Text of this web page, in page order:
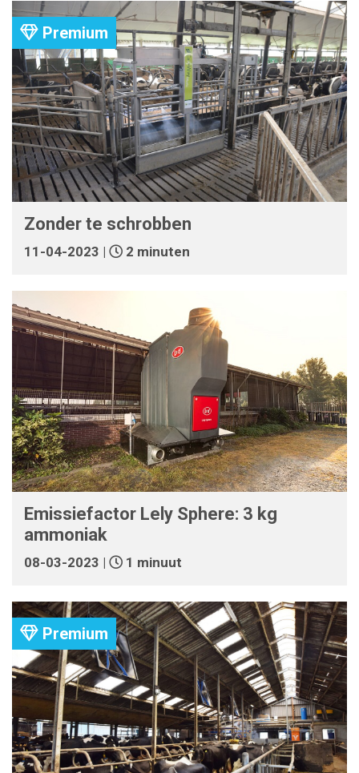
Premium
Zonder te schrobben
11-04-2023 | 2 minuten
Emissiefactor Lely Sphere: 3 kg
ammoniak
08-03-2023 | 1 minuut
Premium